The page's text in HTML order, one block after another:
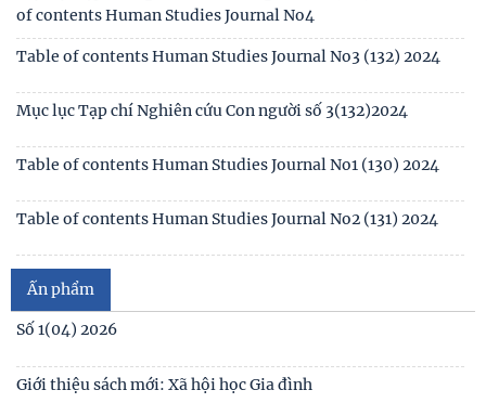
Table of contents Human Studies Journal No2 (131) 2024
Mục lục Tạp chí Nghiên cứu Con người số 2(131) năm 2024
Mục lục Tạp chí Nghiên cứu Con người số 1(130) năm 2024
Table of contents Human Studies Journal No. 5 (128) (2023)
Ấn phẩm
Số 1(04) 2026
Giới thiệu sách mới: Xã hội học Gia đình
No1(01) 2025
Số 3(03) 2025
Số 2(02) 2025